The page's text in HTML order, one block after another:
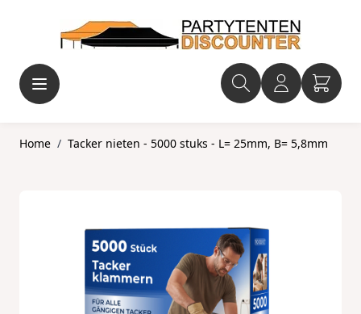
Home / Tacker nieten - 5000 stuks - L= 25mm, B= 5,8mm